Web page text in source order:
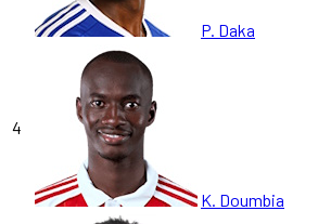
P. Daka
4
K. Doumbia